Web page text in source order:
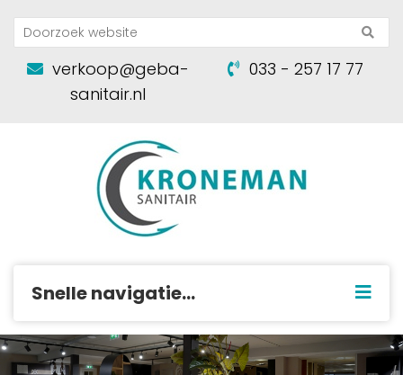
verkoop@geba-
sanitair.nl
033 - 257 17 77
Snelle navigatie...